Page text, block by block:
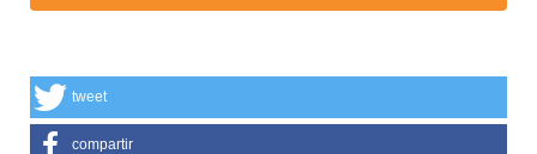
tweet
compartir